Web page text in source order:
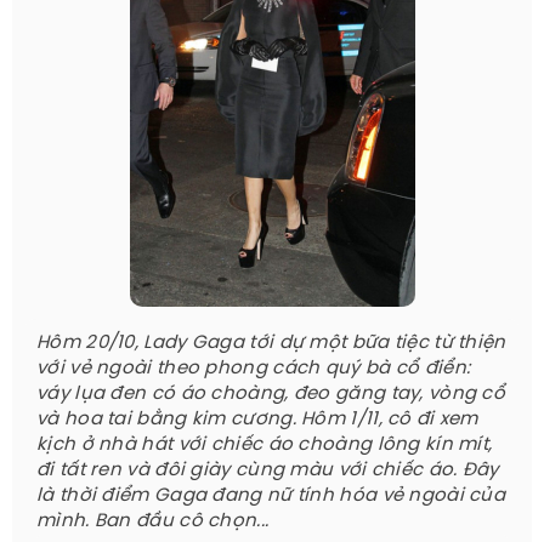
Hôm 20/10, Lady Gaga tới dự một bữa tiệc từ thiện
với vẻ ngoài theo phong cách quý bà cổ điển:
váy lụa đen có áo choàng, đeo găng tay, vòng cổ
và hoa tai bằng kim cương. Hôm 1/11, cô đi xem
kịch ở nhà hát với chiếc áo choàng lông kín mít,
đi tất ren và đôi giày cùng màu với chiếc áo. Đây
là thời điểm Gaga đang nữ tính hóa vẻ ngoài của
mình. Ban đầu cô chọn...